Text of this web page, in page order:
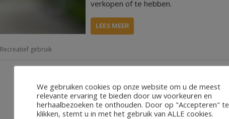
verkopen of te hebben.
LEES MEER
Recreatief gebruik
We gebruiken cookies op onze website om u de meest
relevante ervaring te bieden door uw voorkeuren en
herhaalbezoeken te onthouden. Door op "Accepteren" te
klikken, stemt u in met het gebruik van ALLE cookies.